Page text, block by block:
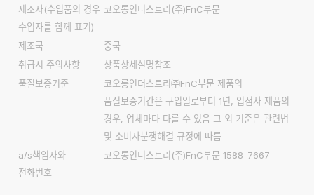
제조자(수입품의 경우
수입자를 함께 표기)
코오롱인더스트리(주)FnC부문
제조국
중국
취급시 주의사항
상품상세설명참조
품질보증기준
코오롱인더스트리㈜FnC부문 제품의
품질보증기간은 구입일로부터 1년, 입점사 제품의
경우, 업체마다 다를 수 있음 그 외 기준은 관련법
및 소비자분쟁해결 규정에 따름
a/s책임자와
전화번호
코오롱인더스트리(주)FnC부문 1588-7667